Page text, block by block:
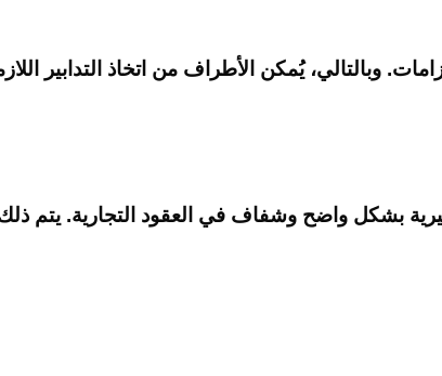
وبالتالي، يُمكن الأطراف من اتخاذ التدابير
بشكل واضح وشفاف في العقود التجارية. يتم